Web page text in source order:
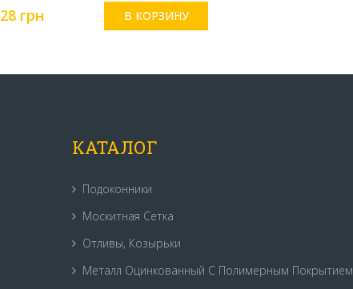
грн
КАТАЛОГ
Подоконники
Москитная Сетка
Отливы, Козырьки
Металл Оцинкованный С Полимерным Покрытием